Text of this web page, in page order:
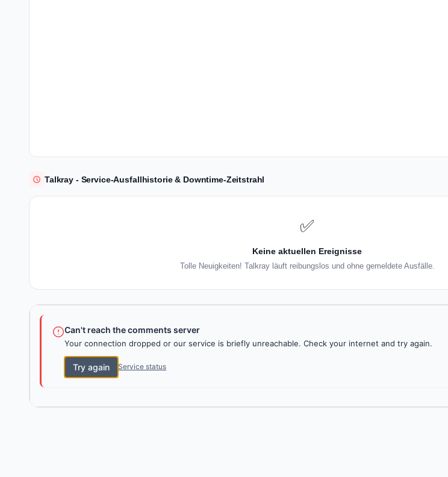
Talkray - Service-Ausfallhistorie & Downtime-Zeitstrahl
✅
Keine aktuellen Ereignisse
Tolle Neuigkeiten! Talkray läuft reibungslos und ohne gemeldete Ausfälle.
Can't reach the comments server
Your connection dropped or our service is briefly unreachable. Check your internet and try again.
Try again Service status